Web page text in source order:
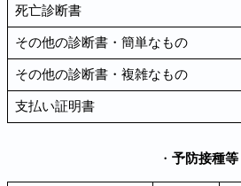
死亡診断書
その他の診断書・簡単なもの
その他の診断書・複雑なもの
支払い証明書
・ 予防接種等